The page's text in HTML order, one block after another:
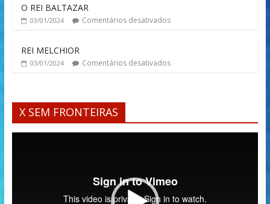
O REI BALTAZAR
03/01/2024 Comentários desativados
REI MELCHIOR
03/01/2024 Comentários desativados
X SEM FRONTEIRAS